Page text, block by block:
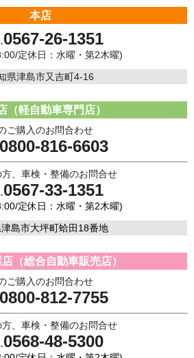
本店
0567-26-1351
定休日：水曜・第2木曜)
県津島市又吉町4-16
（軽自動車専門店）
ご購入のお問合わせ
0800-816-6603
、車検・整備のお問合せ
0567-33-1351
定休日：水曜・第2木曜)
島市大坪町蛤田18番地
（総合自動車販売店）
ご購入のお問合わせ
0800-812-7755
、車検・整備のお問合せ
0568-48-5300